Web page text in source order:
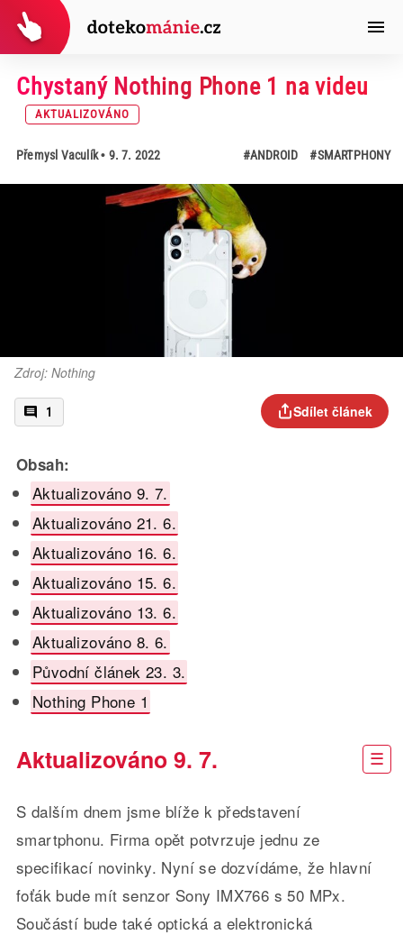
Chystaný Nothing Phone 1 na videu
AKTUALIZOVÁNO
Přemysl Vaculík• 9. 7. 2022 #ANDROID #SMARTPHONY
Zdroj: Nothing
1 Sdílet článek
Obsah:
Aktualizováno 9. 7.
Aktualizováno 21. 6.
Aktualizováno 16. 6.
Aktualizováno 15. 6.
Aktualizováno 13. 6.
Aktualizováno 8. 6.
Původní článek 23. 3.
Nothing Phone 1
Aktualizováno 9. 7.
S dalším dnem jsme blíže k představení
smartphonu. Firma opět potvrzuje jednu ze
specifikací novinky. Nyní se dozvídáme, že hlavní
foťák bude mít senzor Sony IMX766 s 50 MPx.
Součástí bude také optická a elektronická